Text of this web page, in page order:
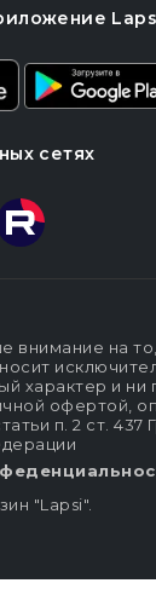
сетях
внимание на
характер и ни
офертой,
п. 2 ст. 437
"Lapsi".